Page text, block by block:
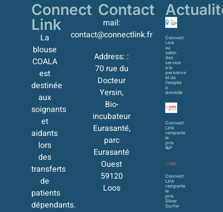
Connect
Link
La
blouse
COALA
est
destinée
aux
soignants
et
aidants
lors
des
transferts
de
patients
dépendants.
Contact
mail:
contact@connectlink.fr
Address: :
70 rue du
Docteur
Yersin,
Bio-
incubateur
Eurasanté,
parc
Eurasanté
Ouest
59120
Loos
Connect
Link
au
salon
des
service
à la
personne
et de
l’emploi
à
domicile
Connect
Link
remporte
le
prix
I&P
Connect
Link
remporte
le
prix
Silver
Surfer